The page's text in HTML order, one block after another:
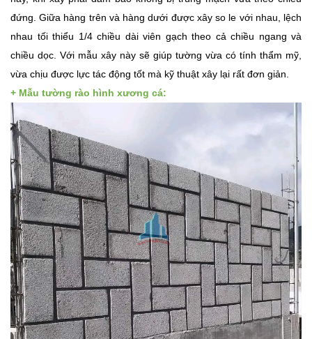
đứng. Giữa hàng trên và hàng dưới được xây so le với nhau, lệch
nhau tối thiểu 1/4 chiều dài viên gạch theo cả chiều ngang và
chiều dọc. Với mẫu xây này sẽ giúp tường vừa có tính thẩm mỹ,
vừa chịu được lực tác động tốt mà kỹ thuật xây lại rất đơn giản.
+ Mẫu tường rào hình xương cá: